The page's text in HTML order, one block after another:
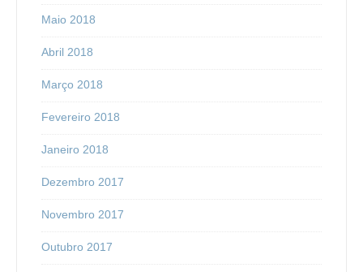
Maio 2018
Abril 2018
Março 2018
Fevereiro 2018
Janeiro 2018
Dezembro 2017
Novembro 2017
Outubro 2017